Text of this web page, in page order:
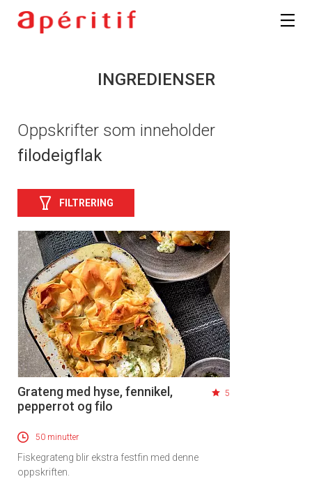
INGREDIENSER
Oppskrifter som inneholder
filodeigflak
FILTRERING
Grateng med hyse, fennikel,
pepperrot og filo
5
50 minutter
Fiskegrateng blir ekstra festfin med denne
oppskriften.